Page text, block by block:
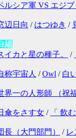
ルシア軍 VS エジ
辺日向 / はつゆき /
組
イカと星の種子。
/
称宇宙人 /Owl / 白
界一の人形師 （祝
傘をさす女 / 「 飲
長（大門部門） /